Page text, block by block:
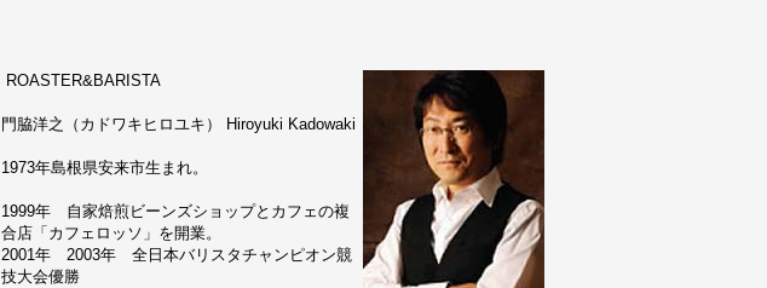
ROASTER&BARISTA
門脇洋之（カドワキヒロユキ） Hiroyuki Kadowaki
1973年島根県安来市生まれ。
1999年 自家焙煎ビーンズショップとカフェの複
合店「カフェロッソ」を開業。
2001年 2003年 全日本バリスタチャンピオン競
技大会優勝